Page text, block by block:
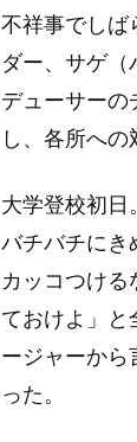
不祥事でしば
ダー、サゲ（
デューサー
し、各所への
大学登校初日
バチバチにき
カッコつけ
ておけよ」
ージャーか
った。